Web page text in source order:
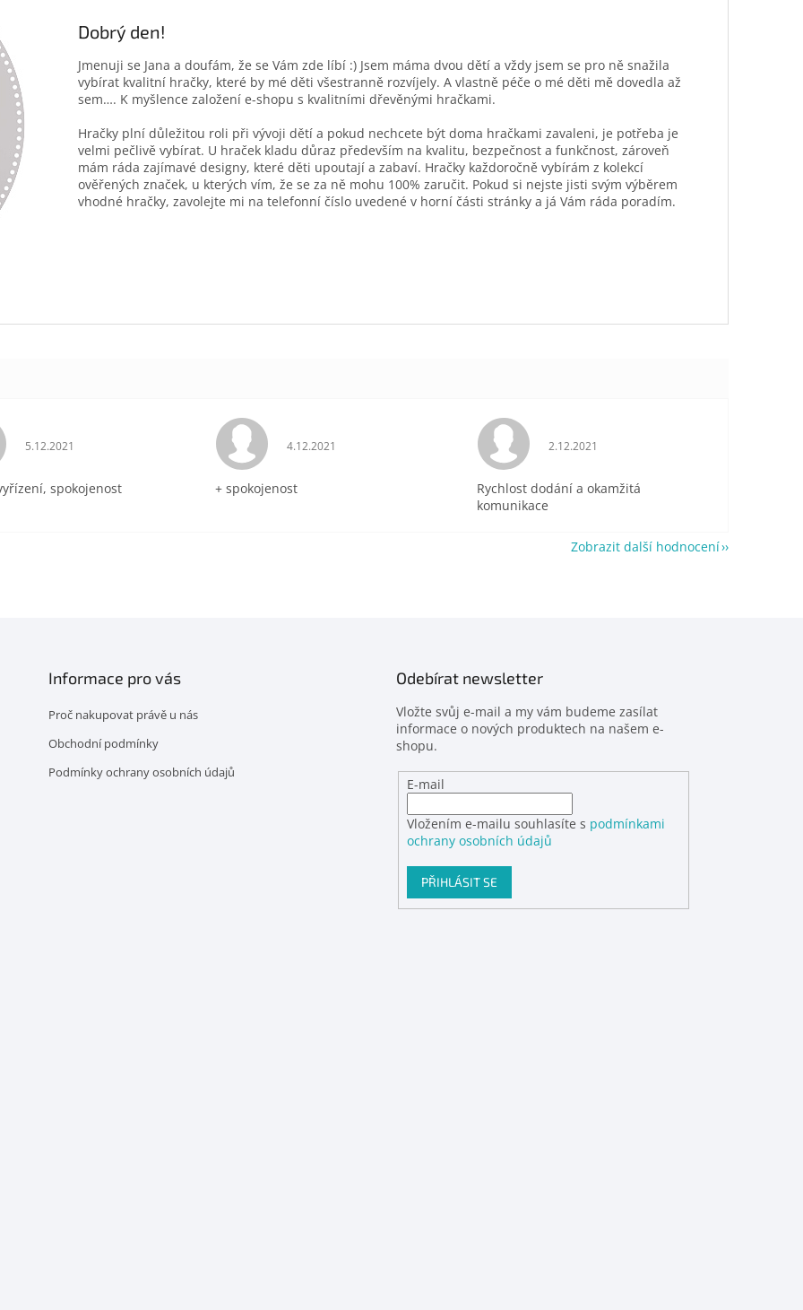
Dobrý den!
Jmenuji se Jana a doufám, že se Vám zde líbí :) Jsem máma dvou dětí a vždy jsem se pro ně snažila
vybírat kvalitní hračky, které by mé děti všestranně rozvíjely. A vlastně péče o mé děti mě dovedla až
sem…. K myšlence založení e-shopu s kvalitními dřevěnými hračkami.
Hračky plní důležitou roli při vývoji dětí a pokud nechcete být doma hračkami zavaleni, je potřeba je
velmi pečlivě vybírat. U hraček kladu důraz především na kvalitu, bezpečnost a funkčnost, zároveň
mám ráda zajímavé designy, které děti upoutají a zabaví. Hračky každoročně vybírám z kolekcí
ověřených značek, u kterých vím, že se za ně mohu 100% zaručit. Pokud si nejste jisti svým výběrem
vhodné hračky, zavolejte mi na telefonní číslo uvedené v horní části stránky a já Vám ráda poradím.
Hodnocení obchodu je 5 z 5 hvězdiček.
5.12.2021
spokojenost
Hodnocení obchodu je 5 z 5 hvězdiček.
4.12.2021
+ spokojenost
Hodnocení obchodu je 5 z 5 hvězdiček.
2.12.2021
Rychlost dodání a okamžitá
komunikace
Zobrazit další hodnocení
Informace pro vás
Proč nakupovat právě u nás
Obchodní podmínky
Podmínky ochrany osobních údajů
Odebírat newsletter
Vložte svůj e-mail a my vám budeme zasílat
informace o nových produktech na našem e-
shopu.
E-mail
Vložením e-mailu souhlasíte s podmínkami
ochrany osobních údajů
PŘIHLÁSIT SE